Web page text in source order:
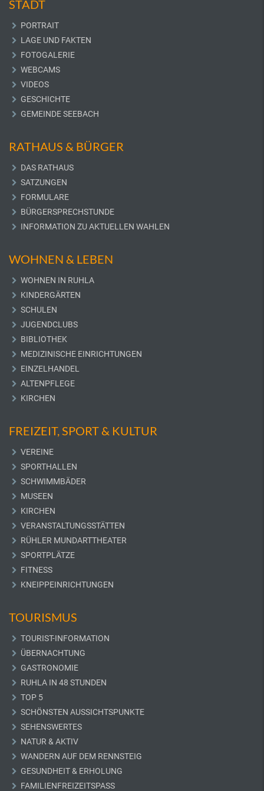
STADT
PORTRAIT
LAGE UND FAKTEN
FOTOGALERIE
WEBCAMS
VIDEOS
GESCHICHTE
GEMEINDE SEEBACH
RATHAUS & BÜRGER
DAS RATHAUS
SATZUNGEN
FORMULARE
BÜRGERSPRECHSTUNDE
INFORMATION ZU AKTUELLEN WAHLEN
WOHNEN & LEBEN
WOHNEN IN RUHLA
KINDERGÄRTEN
SCHULEN
JUGENDCLUBS
BIBLIOTHEK
MEDIZINISCHE EINRICHTUNGEN
EINZELHANDEL
ALTENPFLEGE
KIRCHEN
FREIZEIT, SPORT & KULTUR
VEREINE
SPORTHALLEN
SCHWIMMBÄDER
MUSEEN
KIRCHEN
VERANSTALTUNGSSTÄTTEN
RÜHLER MUNDARTTHEATER
SPORTPLÄTZE
FITNESS
KNEIPPEINRICHTUNGEN
TOURISMUS
TOURIST-INFORMATION
ÜBERNACHTUNG
GASTRONOMIE
RUHLA IN 48 STUNDEN
TOP 5
SCHÖNSTEN AUSSICHTSPUNKTE
SEHENSWERTES
NATUR & AKTIV
WANDERN AUF DEM RENNSTEIG
GESUNDHEIT & ERHOLUNG
FAMILIENFREIZEITSPASS